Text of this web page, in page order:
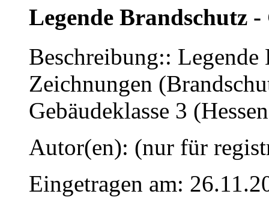
Legende Brandschutz -
Beschreibung::
Zeichnungen
Gebäudeklasse 3
Autor(en): (nur für
Eingetragen am: